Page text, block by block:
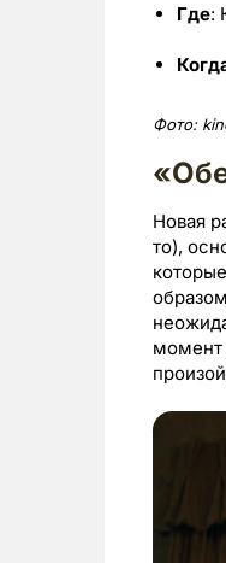
Где:
Фото:
Новая
то),
момент